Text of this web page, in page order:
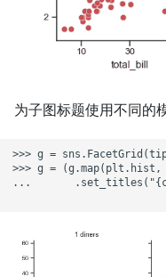
为子图标题使用不同的
>>> g =
>>> g =
...